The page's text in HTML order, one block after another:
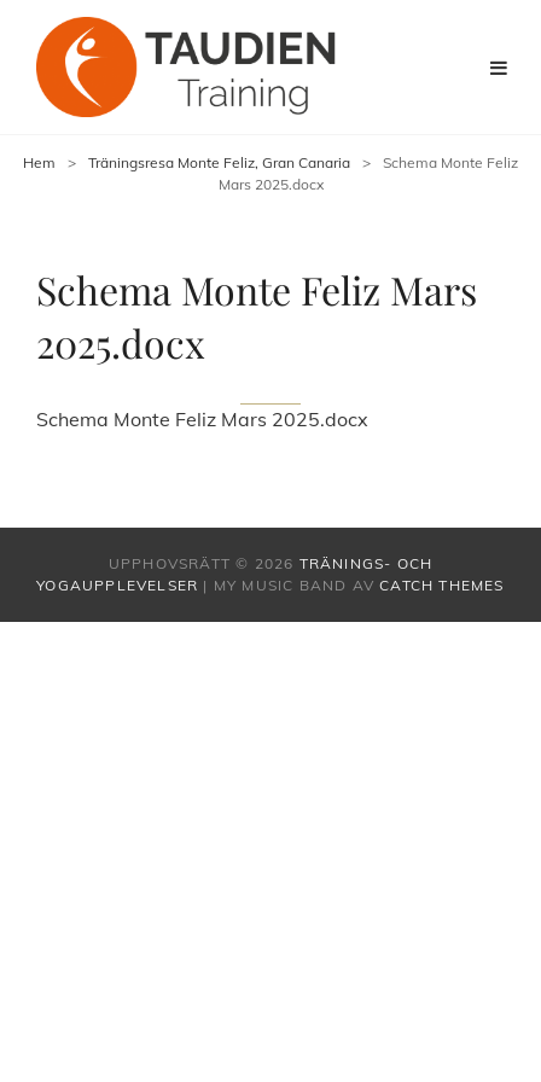
Hem > Träningsresa Monte Feliz, Gran Canaria >
Schema Monte Feliz
Mars 2025.docx
Schema Monte Feliz Mars
2025.docx
Schema Monte Feliz Mars 2025.docx
UPPHOVSRÄTT © 2026 TRÄNINGS- OCH
YOGAUPPLEVELSER | MY MUSIC BAND AVCATCH THEMES